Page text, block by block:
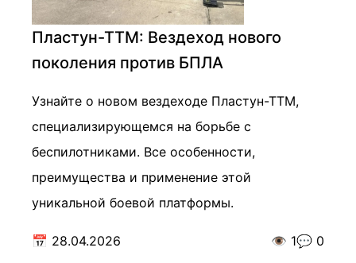
Пластун-ТТМ: Вездеход нового
поколения против БПЛА
Узнайте о новом вездеходе Пластун-ТТМ,
специализирующемся на борьбе с
беспилотниками. Все особенности,
преимущества и применение этой
уникальной боевой платформы.
📅 28.04.2026 👁️ 1💬 0